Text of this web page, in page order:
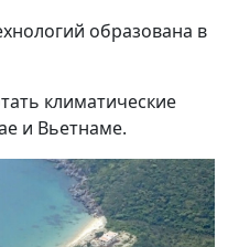
образована в
климатические
и Вьетнаме.